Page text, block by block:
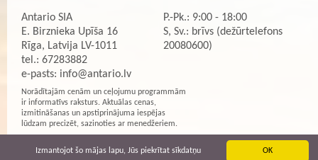
Antario SIA
E. Birznieka Upīša 16
Rīga, Latvija LV-1011
tel.: 67283882
e-pasts: info@antario.lv
P.-Pk.: 9:00 - 18:00
S, Sv.: brīvs (dežūrtelefons
20080600)
Norādītajām cenām un ceļojumu programmām
ir informatīvs raksturs. Aktuālas cenas,
izmitināšanas un apstiprinājuma iespējas
lūdzam precizēt, sazinoties ar menedžeriem.
OK
Izmantojot šo mājas lapu, Jūs piekrītat sīkdatņu